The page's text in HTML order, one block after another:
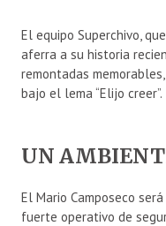
El equipo Superchivo,
aferra a su historia
remontadas
bajo el lema “Elijo creer”.
UN
El Mario Camposeco
fuerte operativo de